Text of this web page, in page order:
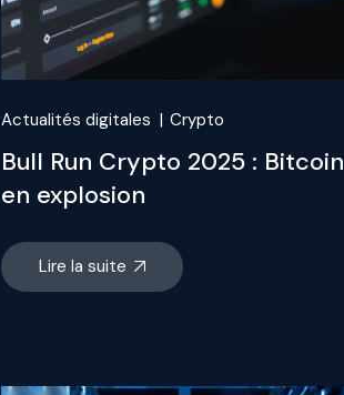
Actualités digitales Crypto
Bull Run Crypto 2025 : Bitcoin
en explosion
Lire la suite